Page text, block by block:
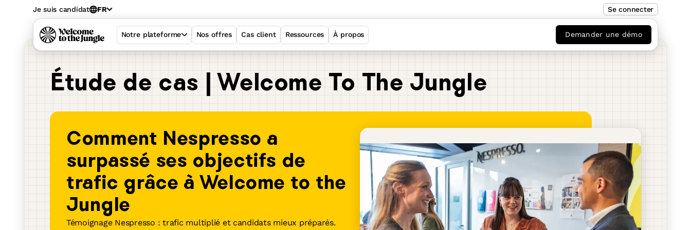
Je suis candidat FR Se connecter
Notre plateforme
Welcome Hiring Suite
Welcome Sourcing
Welcome Job Matching
Nos offres Cas client Ressources À propos Demander une démo
Étude de cas | Welcome To The Jungle
Comment Nespresso a
surpassé ses objectifs de
trafic grâce à Welcome to the
Jungle
Témoignage Nespresso : trafic multiplié et candidats mieux préparés.